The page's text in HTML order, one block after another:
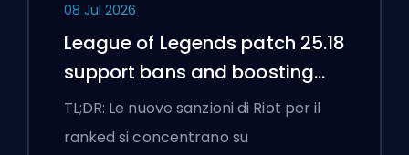
08 Jul 2026
League of Legends patch 25.18
support bans and boosting
flags
TL;DR: Le nuove sanzioni di Riot per il
ranked si concentrano su